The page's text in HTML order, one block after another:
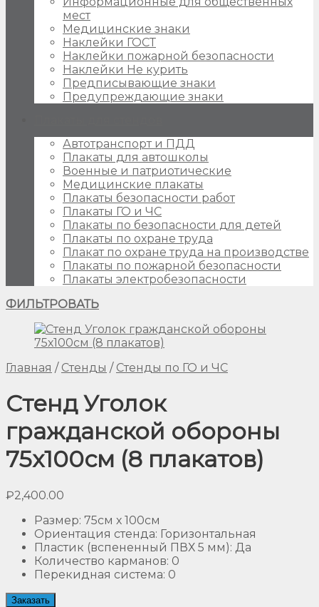
мест
Медицинские знаки
Наклейки ГОСТ
Наклейки пожарной безопасности
Наклейки Не курить
Предписывающие знаки
Предупреждающие знаки
Автотранспорт и ПДД
Плакаты для автошколы
Военные и патриотические
Медицинские плакаты
Плакаты безопасности работ
Плакаты ГО и ЧС
Плакаты по безопасности для детей
Плакаты по охране труда
Плакат по охране труда на производстве
Плакаты по пожарной безопасности
Плакаты электробезопасности
ФИЛЬТРОВАТЬ
Главная / Стенды / Стенды по ГО и ЧС
Стенд Уголок
гражданской обороны
75х100см (8 плакатов)
₽2,400.00
Размер: 75см х 100см
Ориентация стенда: Горизонтальная
Пластик (вспененный ПВХ 5 мм): Да
Количество карманов: 0
Перекидная система: 0
Заказать